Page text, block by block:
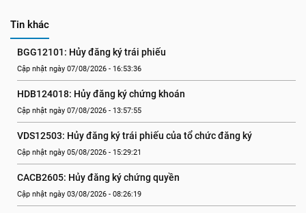
Tin khác
BGG12101: Hủy đăng ký trái phiếu
Cập nhật ngày 07/08/2026 - 16:53:36
HDB124018: Hủy đăng ký chứng khoán
Cập nhật ngày 07/08/2026 - 13:57:55
VDS12503: Hủy đăng ký trái phiếu của tổ chức đăng ký
Cập nhật ngày 05/08/2026 - 15:29:21
CACB2605: Hủy đăng ký chứng quyền
Cập nhật ngày 03/08/2026 - 08:26:19